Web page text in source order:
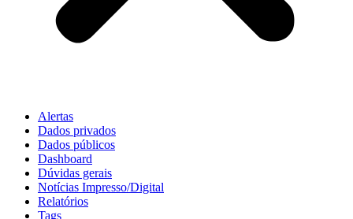
Alertas
Dados privados
Dados públicos
Dashboard
Dúvidas gerais
Notícias Impresso/Digital
Relatórios
Tags